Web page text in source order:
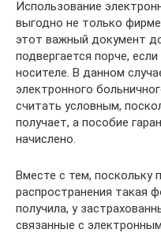
Использование
выгодно не только
этот важный документ
подвергается порче,
носителе. В данном
электронного
считать условным,
получает, а пособие
начислено.
Вместе с тем, поскольку
распространения такая
получила, у
связанные с